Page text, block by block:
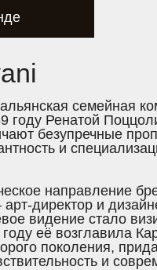
семейная
году Ренатой
безупречные
и
направление
директор и
видение стало
её возглавила
поколения,
и